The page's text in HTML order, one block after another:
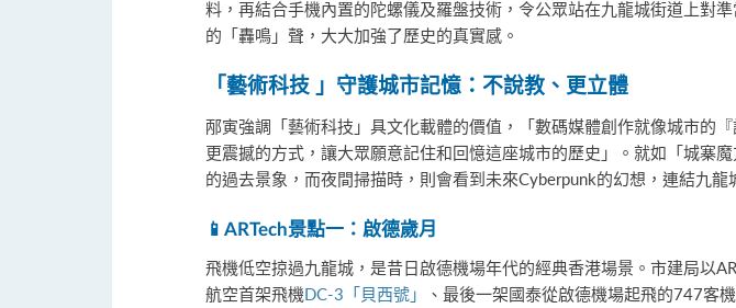
料，再結合手機內置的陀螺儀及羅盤技術，令公眾站在九龍城街道上對
的「轟鳴」聲，大大加強了歷史的真實感。
「藝術科技 」守護城市記憶：不說教、更立體
邴寅強調「藝術科技」具文化載體的價值，「數碼媒體創作就像城市的
更震撼的方式，讓大眾願意記住和回憶這座城市的歷史」。就如「城寨
的過去景象，而夜間掃描時，則會看到未來Cyberpunk的幻想，連結九龍
📱 ARTech景點一：啟德歲月
飛機低空掠過九龍城，是昔日啟德機場年代的經典香港場景。市建局以
航空首架飛機DC-3「貝西號」
、最後一架國泰從啟德機場起飛的747客